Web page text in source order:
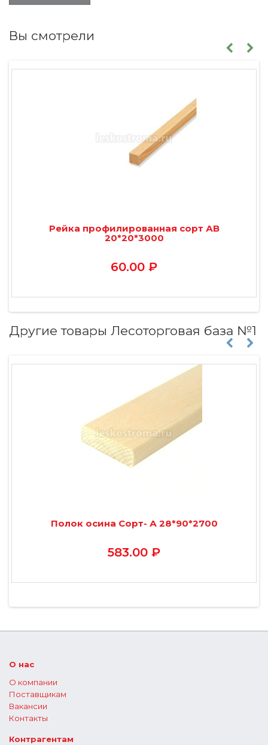
Вы смотрели
Рейка профилированная сорт АВ
20*20*3000
60.00 ₽
Другие товары Лесоторговая база №1
Полок осина Сорт- А 28*90*2700
583.00 ₽
О нас
О компании
Поставщикам
Вакансии
Контакты
Контрагентам